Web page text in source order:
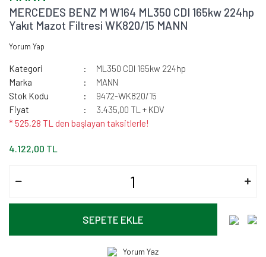
MERCEDES BENZ M W164 ML350 CDI 165kw 224hp
Yakıt Mazot Filtresi WK820/15 MANN
Yorum Yap
Kategori
ML350 CDI 165kw 224hp
Marka
MANN
Stok Kodu
9472-WK820/15
Fiyat
3.435,00 TL + KDV
* 525,28 TL den başlayan taksitlerle!
4.122,00 TL
SEPETE EKLE
Yorum Yaz